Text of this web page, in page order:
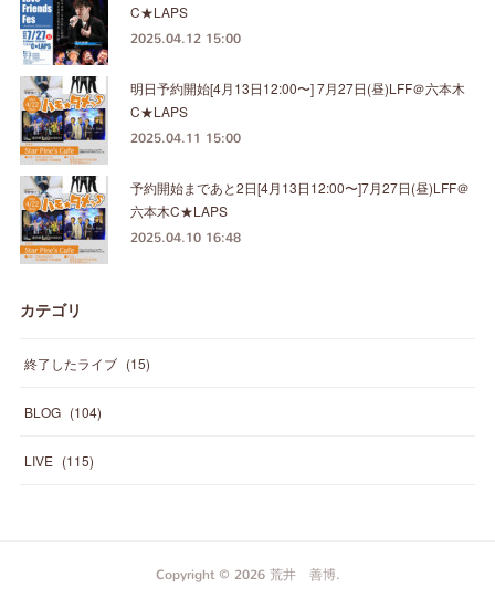
C★LAPS
2025.04.12 15:00
明日予約開始[4月13日12:00〜] 7月27日(昼)LFF＠六本木
C★LAPS
2025.04.11 15:00
予約開始まであと2日[4月13日12:00〜]7月27日(昼)LFF＠
六本木C★LAPS
2025.04.10 16:48
カテゴリ
終了したライブ (15)
BLOG (104)
LIVE (115)
Copyright © 2026 荒井 善博.